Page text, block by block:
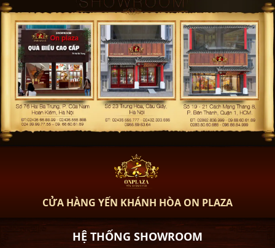
CỬA HÀNG YẾN KHÁNH HÒA ON PLAZA
HỆ THỐNG SHOWROOM